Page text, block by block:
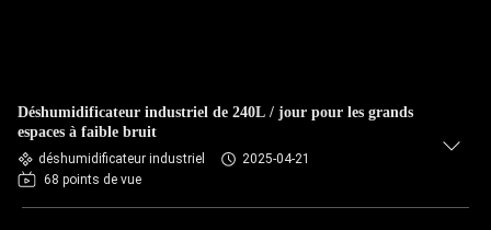
Déshumidificateur industriel de 240L / jour pour les grands
espaces à faible bruit
déshumidificateur industriel
2025-04-21
68 points de vue